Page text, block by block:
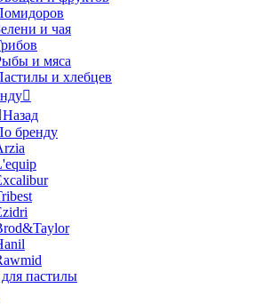
и чая
и мяса
и хлебцев
Назад
бренду
пастилы